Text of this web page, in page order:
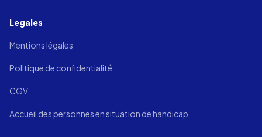
Legales
Mentions légales
Politique de confidentialité
CGV
Accueil des personnes en situation de handicap